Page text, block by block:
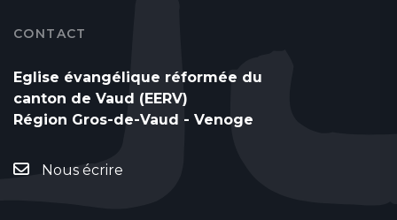
CONTACT
Eglise évangélique réformée du
canton de Vaud (EERV)
Région Gros-de-Vaud - Venoge
Nous écrire